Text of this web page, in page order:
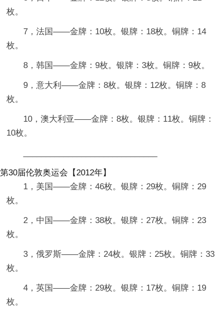
枚。
7，法国——金牌：10枚。银牌：18枚。铜牌：14
枚。
8，韩国——金牌：9枚。银牌：3枚。铜牌：9枚。
9，意大利——金牌：8枚。银牌：12枚。铜牌：8
枚。
10，澳大利亚——金牌：8枚。银牌：11枚。铜牌：
10枚。
第30届伦敦奥运会【2012年】
1，美国——金牌：46枚。银牌：29枚。铜牌：29
枚。
2，中国——金牌：38枚。银牌：27枚。铜牌：23
枚。
3，俄罗斯——金牌：24枚。银牌：25枚。铜牌：33
枚。
4，英国——金牌：29枚。银牌：17枚。铜牌：19
枚。